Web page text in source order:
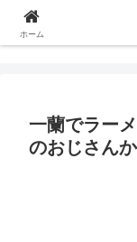
一蘭でラー
のおじさん
ホーム